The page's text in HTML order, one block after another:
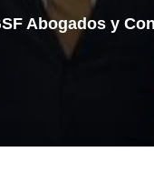
Abogados y